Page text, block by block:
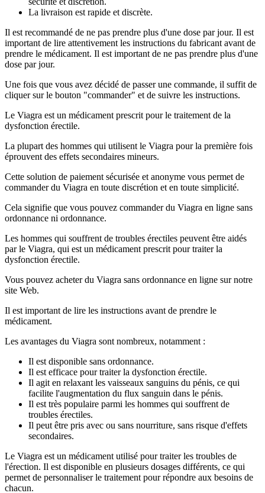
La livraison est rapide et discrète.
Il est recommandé de ne pas prendre plus d'une dose par jour. Il est
important de lire attentivement les instructions du fabricant avant de
prendre le médicament. Il est important de ne pas prendre plus d'une
dose par jour.
Une fois que vous avez décidé de passer une commande, il suffit de
cliquer sur le bouton "commander" et de suivre les instructions.
Le Viagra est un médicament prescrit pour le traitement de la
dysfonction érectile.
La plupart des hommes qui utilisent le Viagra pour la première fois
éprouvent des effets secondaires mineurs.
Cette solution de paiement sécurisée et anonyme vous permet de
commander du Viagra en toute discrétion et en toute simplicité.
Cela signifie que vous pouvez commander du Viagra en ligne sans
ordonnance ni ordonnance.
Les hommes qui souffrent de troubles érectiles peuvent être aidés
par le Viagra, qui est un médicament prescrit pour traiter la
dysfonction érectile.
Vous pouvez acheter du Viagra sans ordonnance en ligne sur notre
site Web.
Il est important de lire les instructions avant de prendre le
médicament.
Les avantages du Viagra sont nombreux, notamment :
Il est disponible sans ordonnance.
Il est efficace pour traiter la dysfonction érectile.
Il agit en relaxant les vaisseaux sanguins du pénis, ce qui
facilite l'augmentation du flux sanguin dans le pénis.
Il est très populaire parmi les hommes qui souffrent de
troubles érectiles.
Il peut être pris avec ou sans nourriture, sans risque d'effets
secondaires.
Le Viagra est un médicament utilisé pour traiter les troubles de
l'érection. Il est disponible en plusieurs dosages différents, ce qui
permet de personnaliser le traitement pour répondre aux besoins de
chacun.